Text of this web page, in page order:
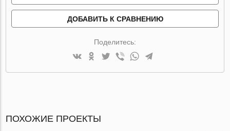
ДОБАВИТЬ К СРАВНЕНИЮ
Поделитесь:
ПОХОЖИЕ ПРОЕКТЫ